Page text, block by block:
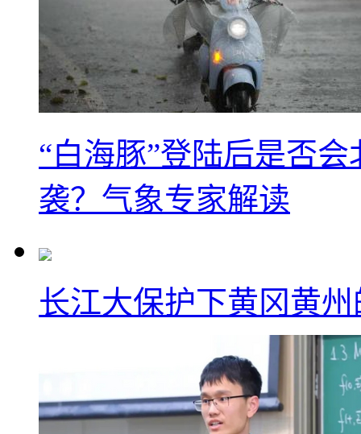
“白海豚”登陆后是否
袭？气象专家解读
长江大保护下黄冈黄